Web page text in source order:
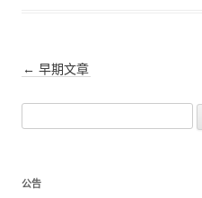
文
← 早期文章
公告